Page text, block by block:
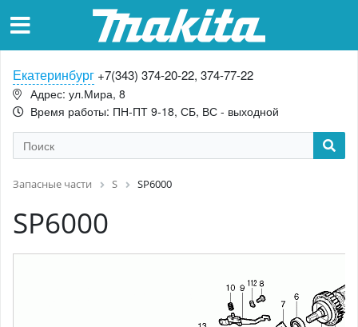
Екатеринбург +7(343) 374-20-22, 374-77-22
Адрес: ул.Мира, 8
Время работы: ПН-ПТ 9-18, СБ, ВС - выходной
Запасные части S SP6000
SP6000